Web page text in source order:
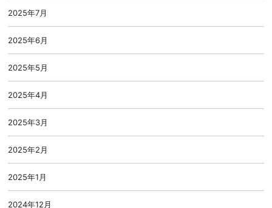
2025年7月
2025年6月
2025年5月
2025年4月
2025年3月
2025年2月
2025年1月
2024年12月